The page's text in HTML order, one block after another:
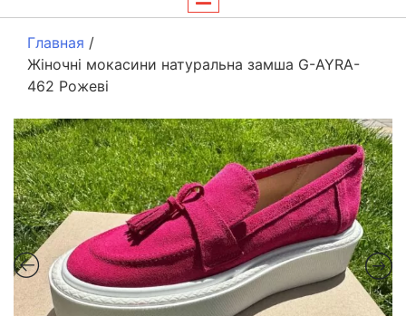
Главная /
Жіночні мокасини натуральна замша G-AYRA-
462 Рожеві